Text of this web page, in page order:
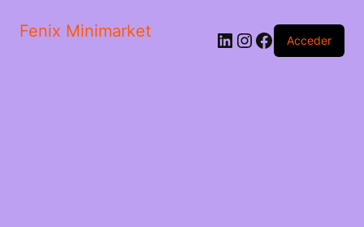
Fenix Minimarket LinkedIn
Instagram
Facebook
Acceder